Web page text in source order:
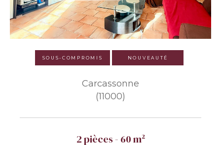
SOUS-COMPROMIS NOUVEAUTÉ
Carcassonne
(11000)
2 pièces - 60 m²